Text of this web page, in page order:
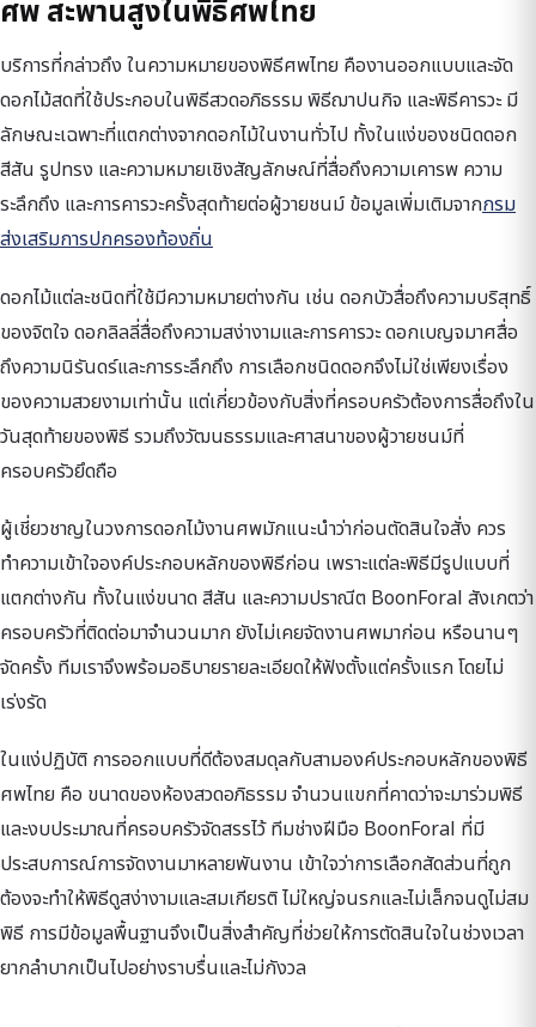
ศพ สะพานสูงในพิธีศพไทย
บริการที่กล่าวถึง ในความหมายของพิธีศพไทย คืองานออกแบบและจัด
ดอกไม้สดที่ใช้ประกอบในพิธีสวดอภิธรรม พิธีฌาปนกิจ และพิธีคารวะ มี
ลักษณะเฉพาะที่แตกต่างจากดอกไม้ในงานทั่วไป ทั้งในแง่ของชนิดดอก
สีสัน รูปทรง และความหมายเชิงสัญลักษณ์ที่สื่อถึงความเคารพ ความ
ระลึกถึง และการคารวะครั้งสุดท้ายต่อผู้วายชนม์ ข้อมูลเพิ่มเติมจากกรม
ส่งเสริมการปกครองท้องถิ่น
ดอกไม้แต่ละชนิดที่ใช้มีความหมายต่างกัน เช่น ดอกบัวสื่อถึงความบริสุทธิ์
ของจิตใจ ดอกลิลลี่สื่อถึงความสง่างามและการคารวะ ดอกเบญจมาศสื่อ
ถึงความนิรันดร์และการระลึกถึง การเลือกชนิดดอกจึงไม่ใช่เพียงเรื่อง
ของความสวยงามเท่านั้น แต่เกี่ยวข้องกับสิ่งที่ครอบครัวต้องการสื่อถึงใน
วันสุดท้ายของพิธี รวมถึงวัฒนธรรมและศาสนาของผู้วายชนม์ที่
ครอบครัวยึดถือ
ผู้เชี่ยวชาญในวงการดอกไม้งานศพมักแนะนำว่าก่อนตัดสินใจสั่ง ควร
ทำความเข้าใจองค์ประกอบหลักของพิธีก่อน เพราะแต่ละพิธีมีรูปแบบที่
แตกต่างกัน ทั้งในแง่ขนาด สีสัน และความปราณีต BoonForal สังเกตว่า
ครอบครัวที่ติดต่อมาจำนวนมาก ยังไม่เคยจัดงานศพมาก่อน หรือนานๆ
จัดครั้ง ทีมเราจึงพร้อมอธิบายรายละเอียดให้ฟังตั้งแต่ครั้งแรก โดยไม่
เร่งรัด
ในแง่ปฏิบัติ การออกแบบที่ดีต้องสมดุลกับสามองค์ประกอบหลักของพิธี
ศพไทย คือ ขนาดของห้องสวดอภิธรรม จำนวนแขกที่คาดว่าจะมาร่วมพิธี
และงบประมาณที่ครอบครัวจัดสรรไว้ ทีมช่างฝีมือ BoonForal ที่มี
ประสบการณ์การจัดงานมาหลายพันงาน เข้าใจว่าการเลือกสัดส่วนที่ถูก
ต้องจะทำให้พิธีดูสง่างามและสมเกียรติ ไม่ใหญ่จนรกและไม่เล็กจนดูไม่สม
พิธี การมีข้อมูลพื้นฐานจึงเป็นสิ่งสำคัญที่ช่วยให้การตัดสินใจในช่วงเวลา
ยากลำบากเป็นไปอย่างราบรื่นและไม่กังวล